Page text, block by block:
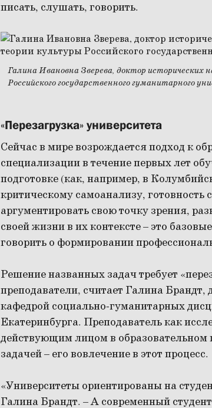
писать, слушать, говорить.
Галина Ивановна Зверева, доктор
Российского государственного гуманитарного
«Перезагрузка» университета
Сейчас в мире возрождается подход к
специализации в течение первых лет
подготовке (как, например, в
критическому самоанализу, готовность
аргументировать свою точку зрения,
своей жизни в их контексте – это
говорить о формировании
Решение названных задач требует
преподаватели, считает Галина
кафедрой социально-гуманитарных
Екатеринбурга. Преподаватель как
действующим лицом в образовательном
задачей – его вовлечение в этот процесс.
«Университеты ориентированы на
Галина Брандт. – А современный